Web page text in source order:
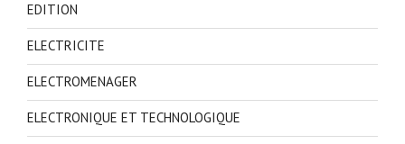
EDITION
ELECTRICITE
ELECTROMENAGER
ELECTRONIQUE ET TECHNOLOGIQUE